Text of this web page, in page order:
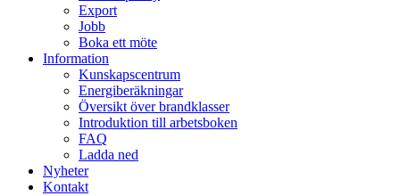
Export
Jobb
Boka ett möte
Information
Kunskapscentrum
Energiberäkningar
Översikt över brandklasser
Introduktion till arbetsboken
FAQ
Ladda ned
Nyheter
Kontakt